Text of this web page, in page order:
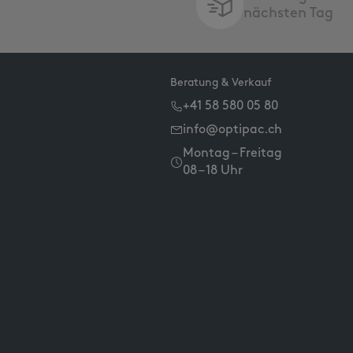
nächsten Tag
Beratung & Verkauf
+41 58 580 05 80
info@optipac.ch
Montag – Freitag
08 – 18 Uhr